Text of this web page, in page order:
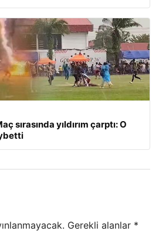
sırasında yıldırım çarptı: O
Gerekli alanlar *